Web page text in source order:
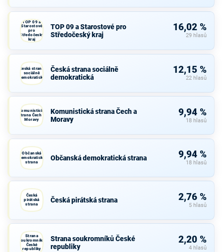
TOP 09 a
Starostové
pro
Středočeský
kraj
TOP 09 a Starostové pro
Středočeský kraj
16,02 %
29 hlasů
Česká strana
sociálně
demokratická
Česká strana sociálně
demokratická
12,15 %
22 hlasů
Komunistická
strana Čech a
Moravy
Komunistická strana Čech a
Moravy
9,94 %
18 hlasů
Občanská
demokratická
strana
Občanská demokratická strana 9,94 %
18 hlasů
Česká
pirátská
strana
Česká pirátská strana 2,76 %
5 hlasů
Strana
soukromníků
České
republiky
Strana soukromníků České
republiky
2,20 %
4 hlasů